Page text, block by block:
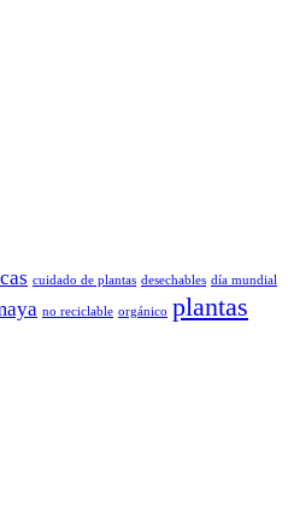
cuidado de plantas desechables día mundial
no reciclable orgánico plantas